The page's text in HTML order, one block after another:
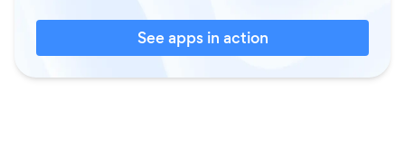
See apps in action